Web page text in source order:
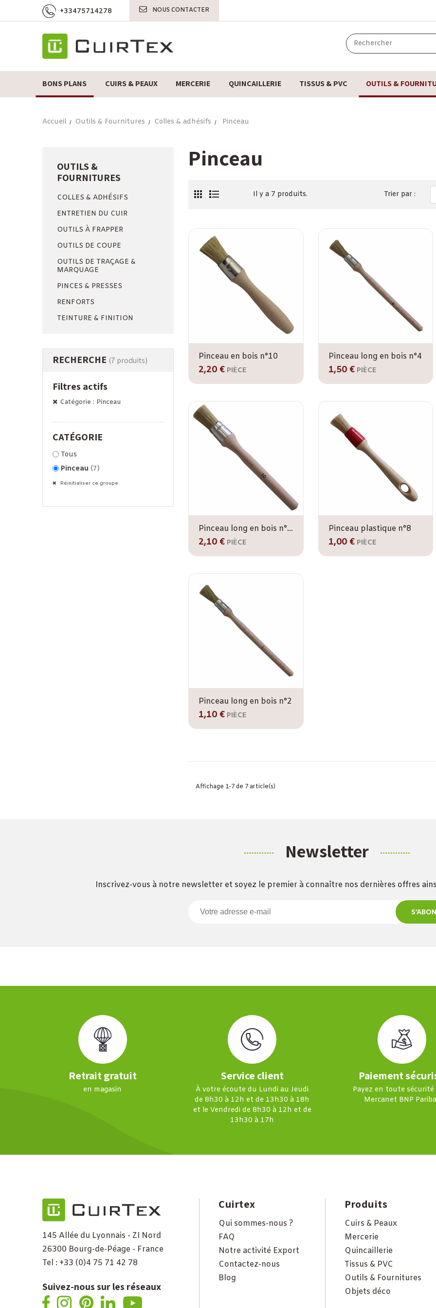
+33475714278 NOUS CONTACTER
BONS PLANS CUIRS & PEAUX MERCERIE QUINCAILLERIE TISSUS & PVC OUTILS &
Accueil Outils & Fournitures Colles & adhésifs Pinceau
OUTILS &
FOURNITURES
COLLES & ADHÉSIFS
ENTRETIEN DU CUIR
OUTILS À FRAPPER
OUTILS DE COUPE
OUTILS DE TRAÇAGE &
MARQUAGE
PINCES & PRESSES
RENFORTS
TEINTURE & FINITION
RECHERCHE (7 produits)
Filtres actifs
Catégorie : Pinceau
CATÉGORIE
Tous
Pinceau (7)
Réinitialiser ce groupe
Pinceau
Il y a 7 produits. Trier par :
Pinceau en bois n°10
2,20 € PIÈCE
Pinceau long en bois n°4
1,50 € PIÈCE
Pinceau long en bois n°10
2,10 € PIÈCE
Pinceau plastique n°8
1,00 € PIÈCE
Pinceau long en bois n°2
1,10 € PIÈCE
Affichage 1-7 de 7 article(s)
Newsletter
Inscrivez-vous à notre newsletter et soyez le premier à connaître nos dernières offres
Retrait gratuit
en magasin
Service client
À votre écoute du Lundi au Jeudi
de 8h30 à 12h et de 13h30 à 18h
et le Vendredi de 8h30 à 12h et de
13h30 à 17h
Paiement
Payez en toute sécurité
Mercanet BNP
145 Allée du Lyonnais - ZI Nord
26300 Bourg-de-Péage - France
Tel : +33 (0)4 75 71 42 78
Suivez-nous sur les réseaux
Cuirtex
Qui sommes-nous ?
FAQ
Notre activité Export
Contactez-nous
Blog
Produits
Cuirs & Peaux
Mercerie
Quincaillerie
Tissus & PVC
Outils & Fournitures
Objets déco